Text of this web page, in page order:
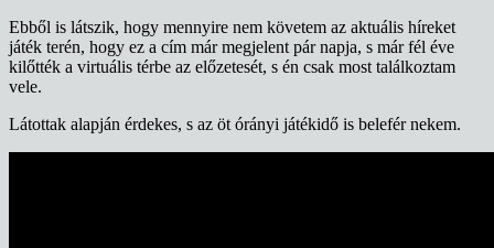
Ebből is látszik, hogy mennyire nem követem az aktuális híreket
játék terén, hogy ez a cím már megjelent pár napja, s már fél éve
kilőtték a virtuális térbe az előzetesét, s én csak most találkoztam
vele.
Látottak alapján érdekes, s az öt órányi játékidő is belefér nekem.